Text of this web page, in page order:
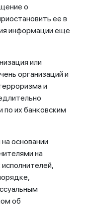
о
ее в
информации еще
или
организаций и
и
по их банковским
основании
на
об